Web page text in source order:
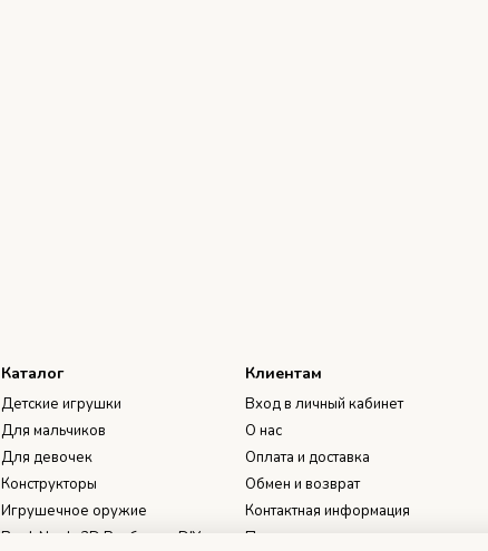
Каталог
Детские игрушки
Для мальчиков
Для девочек
Конструкторы
Игрушечное оружие
Book Nook, 3D Румбоксы, DIY
Клиентам
Вход в личный кабинет
О нас
Оплата и доставка
Обмен и возврат
Контактная информация
Пользовательское